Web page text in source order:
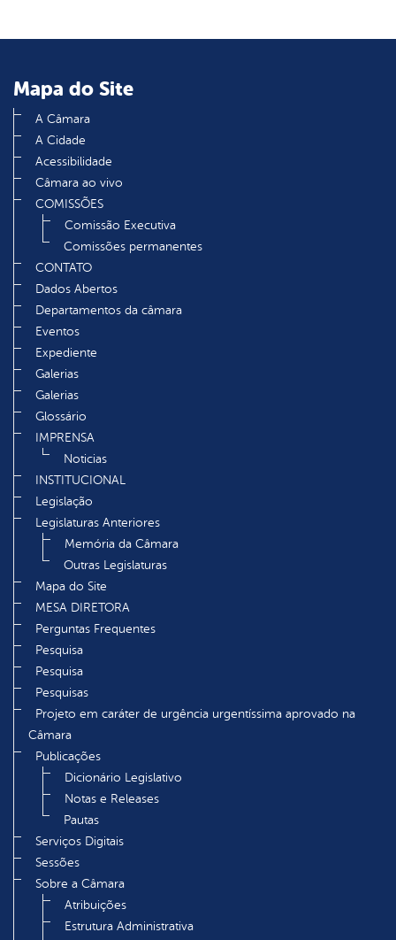
Mapa do Site
A Câmara
A Cidade
Acessibilidade
Câmara ao vivo
COMISSÕES
Comissão Executiva
Comissões permanentes
CONTATO
Dados Abertos
Departamentos da câmara
Eventos
Expediente
Galerias
Galerias
Glossário
IMPRENSA
Noticias
INSTITUCIONAL
Legislação
Legislaturas Anteriores
Memória da Câmara
Outras Legislaturas
Mapa do Site
MESA DIRETORA
Perguntas Frequentes
Pesquisa
Pesquisa
Pesquisas
Projeto em caráter de urgência urgentíssima aprovado na
Câmara
Publicações
Dicionário Legislativo
Notas e Releases
Pautas
Serviços Digitais
Sessões
Sobre a Câmara
Atribuições
Estrutura Administrativa